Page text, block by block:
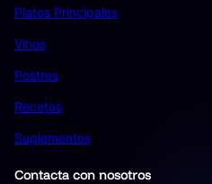
Platos Principales
Vinos
Postres
Recetas
Suplementos
Contacta con nosotros